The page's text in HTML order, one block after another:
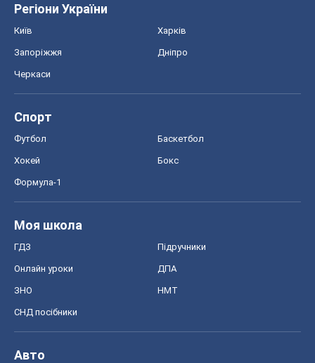
Регіони України
Київ Харків
Запоріжжя Дніпро
Черкаси
Спорт
Футбол Баскетбол
Хокей Бокс
Формула-1
Моя школа
ГДЗ Підручники
Онлайн уроки ДПА
ЗНО НМТ
СНД посібники
Авто